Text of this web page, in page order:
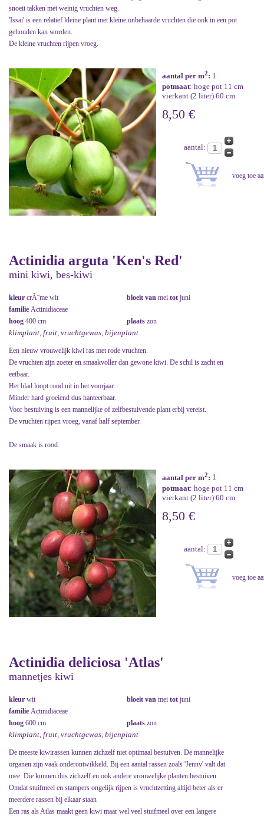
snoeit takken met weinig vruchten weg.
'Issai' is een relatief kleine plant met kleine onbehaarde vruchten die ook in een pot
gehouden kan worden.
De kleine vruchten rijpen vroeg.
aantal per m2: 1
potmaat: hoge pot 11 cm
vierkant (2 liter) 60 cm
8,50 €
aantal:
Actinidia arguta 'Ken's Red'
mini kiwi, bes-kiwi
kleur crÃ¨me wit bloeit van mei tot juni
familie Actinidiaceae
hoog 400 cm plaats zon
klimplant, fruit, vruchtgewas, bijenplant
Een nieuw vrouwelijk kiwi ras met rode vruchten.
De vruchten zijn zoeter en smaakvoller dan gewone kiwi. De schil is zacht en
eetbaar.
Het blad loopt rood uit in het voorjaar.
Minder hard groeiend dus hanteerbaar.
Voor bestuiving is een mannelijke of zelfbestuivende plant erbij vereist.
De vruchten rijpen vroeg, vanaf half september.
De smaak is rood.
aantal per m2: 1
potmaat: hoge pot 11 cm
vierkant (2 liter) 60 cm
8,50 €
aantal:
Actinidia deliciosa 'Atlas'
mannetjes kiwi
kleur wit bloeit van mei tot juni
familie Actinidiaceae
hoog 600 cm plaats zon
klimplant, fruit, vruchtgewas, bijenplant
De meeste kiwirassen kunnen zichzelf niet optimaal bestuiven. De mannelijke
organen zijn vaak onderontwikkeld. Bij een aantal rassen zoals 'Jenny' valt dat
mee. Die kunnen dus zichzelf en ook andere vrouwelijke planten bestuiven.
Omdat stuifmeel en stampers ongelijk rijpen is vruchtzetting altijd beter als er
meerdere rassen bij elkaar staan
Een ras als Atlas maakt geen kiwi maar wel veel stuifmeel over een langere